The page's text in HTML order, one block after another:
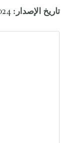
تاريخ الإصدار: